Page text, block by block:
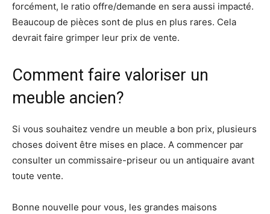
forcément, le ratio offre/demande en sera aussi impacté.
Beaucoup de pièces sont de plus en plus rares. Cela
devrait faire grimper leur prix de vente.
Comment faire valoriser un
meuble ancien?
Si vous souhaitez vendre un meuble a bon prix, plusieurs
choses doivent être mises en place. A commencer par
consulter un commissaire-priseur ou un antiquaire avant
toute vente.
Bonne nouvelle pour vous, les grandes maisons